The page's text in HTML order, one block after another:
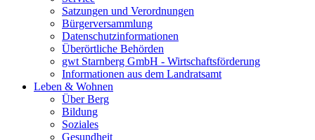
Satzungen und Verordnungen
Bürgerversammlung
Datenschutzinformationen
Überörtliche Behörden
gwt Starnberg GmbH - Wirtschaftsförderung
Informationen aus dem Landratsamt
Leben & Wohnen
Über Berg
Bildung
Soziales
Gesundheit